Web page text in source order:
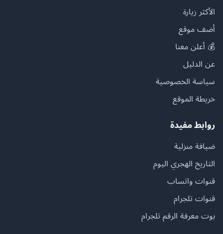
الأكثر زيارة
أضف موقع
💰 أعلن معنا
عن الدليل
سياسة الخصوصية
خريطة الموقع
روابط مفيدة
ضيافة منزلية
التاريخ الهجري اليوم
قنوات واتساب
قنوات تلجرام
بوت معرفة الرقم تلجرام